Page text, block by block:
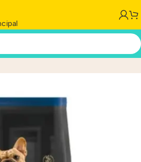
7+ Perro Pequeño Pollo x 7.5 Kg